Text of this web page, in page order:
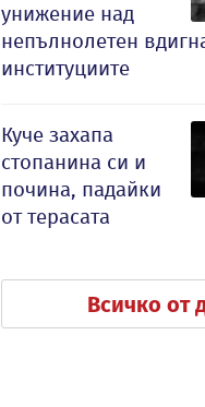
унижение над
непълнолетен
институциите
Куче захапа
стопанина си и
почина, падайки
от терасата
Всичко от